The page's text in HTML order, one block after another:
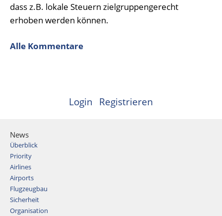
dass z.B. lokale Steuern zielgruppengerecht
erhoben werden können.
Alle Kommentare
Login Registrieren
News
Überblick
Priority
Airlines
Airports
Flugzeugbau
Sicherheit
Organisation